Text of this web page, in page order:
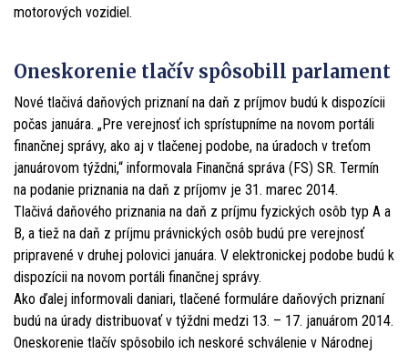
motorových vozidiel.
Oneskorenie tlačív spôsobill parlament
Nové tlačivá daňových priznaní na daň z príjmov budú k dispozícii
počas januára. „Pre verejnosť ich sprístupníme na novom portáli
finančnej správy, ako aj v tlačenej podobe, na úradoch v treťom
januárovom týždni,“ informovala Finančná správa (FS) SR. Termín
na podanie priznania na daň z príjomv je 31. marec 2014.
Tlačivá daňového priznania na daň z príjmu fyzických osôb typ A a
B, a tiež na daň z príjmu právnických osôb budú pre verejnosť
pripravené v druhej polovici januára. V elektronickej podobe budú k
dispozícii na novom portáli finančnej správy.
Ako ďalej informovali daniari, tlačené formuláre daňových priznaní
budú na úrady distribuovať v týždni medzi 13. – 17. januárom 2014.
Oneskorenie tlačív spôsobilo ich neskoré schválenie v Národnej